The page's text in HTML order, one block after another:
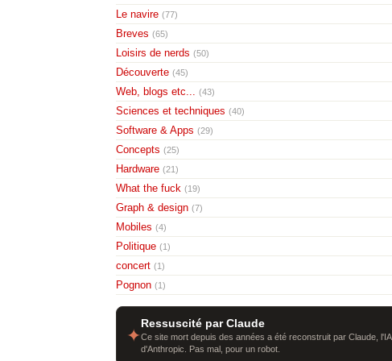
Le navire (77)
Breves (65)
Loisirs de nerds (50)
Découverte (45)
Web, blogs etc... (43)
Sciences et techniques (40)
Software & Apps (29)
Concepts (25)
Hardware (21)
What the fuck (19)
Graph & design (7)
Mobiles (4)
Politique (1)
concert (1)
Pognon (1)
✦
Ressuscité par Claude
Ce site mort depuis des années a été reconstruit par Claude, l'IA
d'Anthropic. Pas mal, pour un robot.